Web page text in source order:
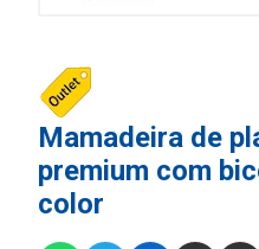
Mamadeira de
premium com
color